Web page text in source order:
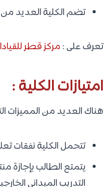
تضم الكلية العديد من
تعرف على : مركز قطر
امتيازات الكلية :
هناك العديد من المميزات
تتحمل الكلية نفقات
يتمتع الطالب بإجازة
التدريب الميداني